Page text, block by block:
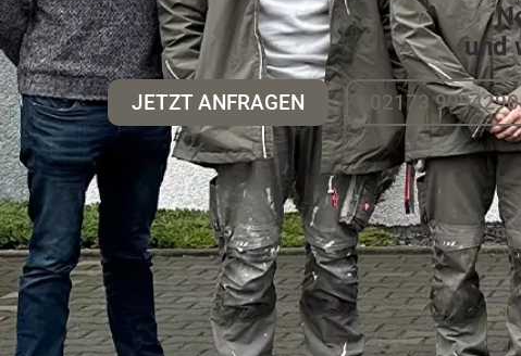
und
JETZT ANFRAGEN 02173 9994290